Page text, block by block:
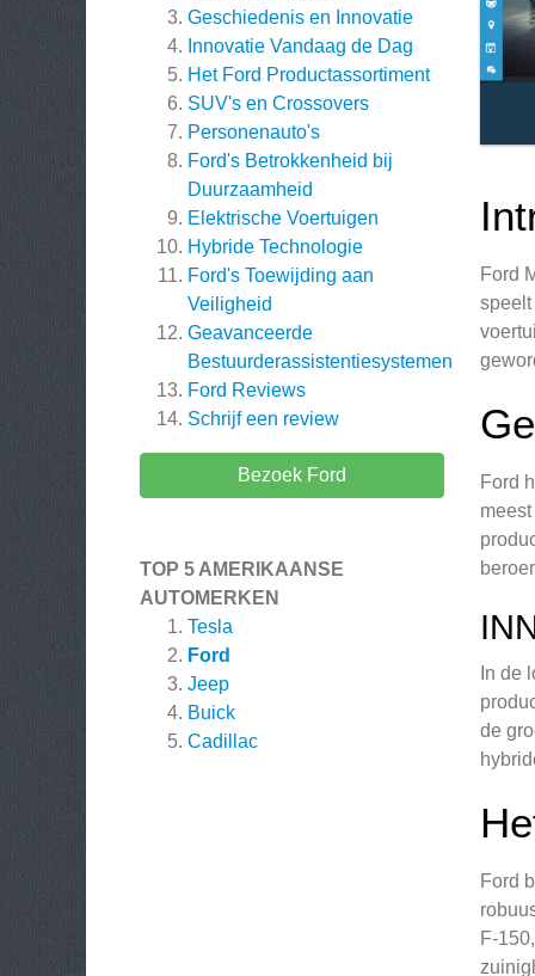
Geschiedenis en Innovatie
Innovatie Vandaag de Dag
Het Ford Productassortiment
SUV's en Crossovers
Personenauto's
Ford's Betrokkenheid bij
Duurzaamheid
Elektrische Voertuigen
Hybride Technologie
Ford's Toewijding aan
Veiligheid
Geavanceerde
Bestuurderassistentiesystemen
Ford Reviews
Schrijf een review
Bezoek Ford
TOP 5 AMERIKAANSE
AUTOMERKEN
Tesla
Ford
Jeep
Buick
Cadillac
Ford
Ford
In de
de
Ford
F-